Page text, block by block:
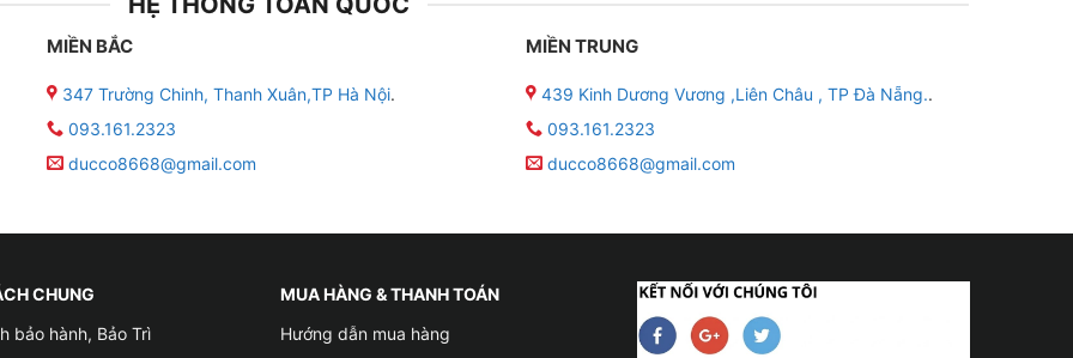
MIỀN BẮC
347 Trường Chinh, Thanh Xuân,TP Hà Nội.
093.161.2323
ducco8668@gmail.com
MIỀN TRUNG
439 Kinh Dương Vương ,Liên Châu , TP Đà Nẵng..
093.161.2323
ducco8668@gmail.com
CHUNG
bảo hành, Bảo Trì
MUA HÀNG & THANH TOÁN
Hướng dẫn mua hàng